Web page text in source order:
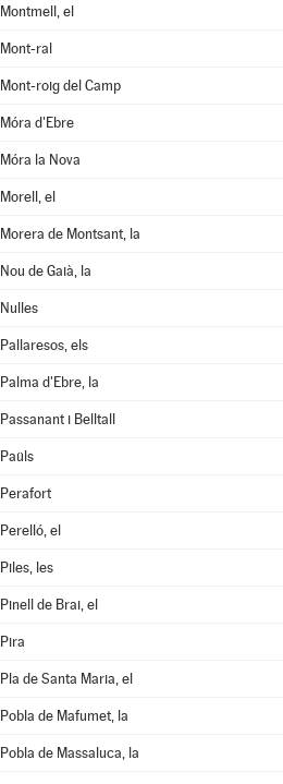
Montmell, el
Mont-ral
Mont-roig del Camp
Móra d'Ebre
Móra la Nova
Morell, el
Morera de Montsant, la
Nou de Gaià, la
Nulles
Pallaresos, els
Palma d'Ebre, la
Passanant i Belltall
Paüls
Perafort
Perelló, el
Piles, les
Pinell de Brai, el
Pira
Pla de Santa Maria, el
Pobla de Mafumet, la
Pobla de Massaluca, la